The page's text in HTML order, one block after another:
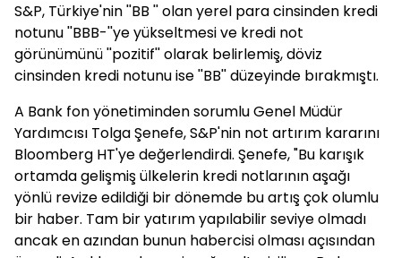
S&P, Türkiye'nin ''BB '' olan yerel para cinsinden kredi
notunu ''BBB-''ye yükseltmesi ve kredi not
görünümünü ''pozitif'' olarak belirlemiş, döviz
cinsinden kredi notunu ise ''BB'' düzeyinde bırakmıştı.
A Bank fon yönetiminden sorumlu Genel Müdür
Yardımcısı Tolga Şenefe, S&P'nin not artırım kararını
Bloomberg HT'ye değerlendirdi. Şenefe, "Bu karışık
ortamda gelişmiş ülkelerin kredi notlarının aşağı
yönlü revize edildiği bir dönemde bu artış çok olumlu
bir haber. Tam bir yatırım yapılabilir seviye olmadı
ancak en azından bunun habercisi olması açısından